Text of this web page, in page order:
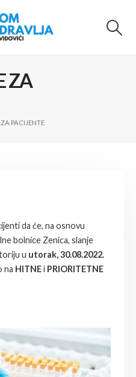
ZA
PACIJENTE
da će, na osnovu
bolnice Zenica, slanje
u utorak, 30.08.2022.
na HITNEi PRIORITETNE